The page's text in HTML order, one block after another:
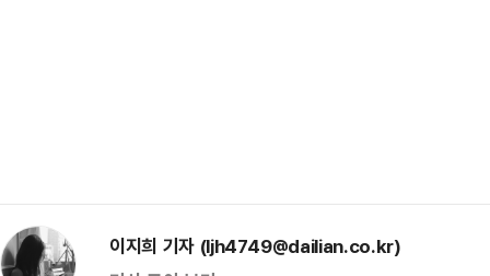
이지희 기자 (ljh4749@dailian.co.kr)